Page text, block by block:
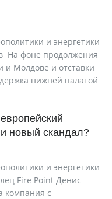
и энергетики
На фоне продолжения
и Молдове и отставки
нижней палатой
новый скандал?
и энергетики
Fire Point Денис
компания с